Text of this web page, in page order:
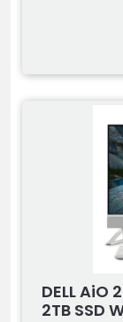
DELL AiO
2TB SSD